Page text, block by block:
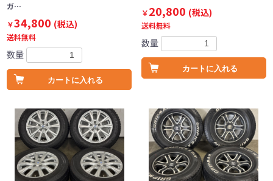
ガ…
￥34,800 (税込)
送料無料
数量
カートに入れる
￥20,800 (税込)
送料無料
数量
カートに入れる